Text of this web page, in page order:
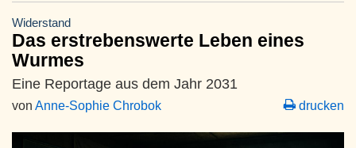
Widerstand
Das erstrebenswerte Leben eines
Wurmes
Eine Reportage aus dem Jahr 2031
von Anne-Sophie Chrobok drucken